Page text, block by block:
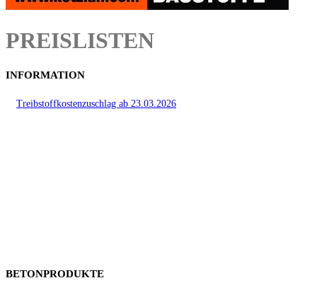
PREISLISTEN
INFORMATION
Treibstoffkostenzuschlag ab 23.03.2026
BETONPRODUKTE